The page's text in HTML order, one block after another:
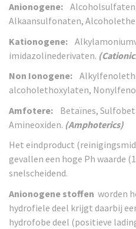
Anionogene:
Alkaansulfonaten,
Kationogene:
imidazolinederivaten.
Non Ionogene:
alcoholethoxylaten,
Amfotere:
Betaïnes,
Amineoxiden. (Amphoterics)
Het eindproduct
gevallen een hoge Ph waarde
snelscheidend.
Anionogene stoffen worden
hydrofiele deel krijgt daarbij
hydrofobe deel (positieve